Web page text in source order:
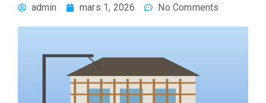
admin mars 1, 2026 No Comments